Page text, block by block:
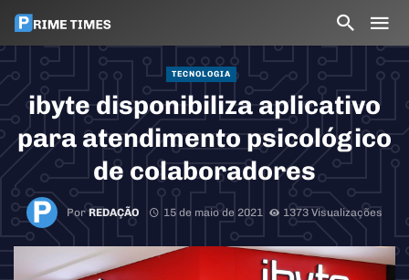
TECNOLOGIA
ibyte disponibiliza aplicativo
para atendimento psicológico
de colaboradores
PorREDAÇÃO 15 de maio de 2021 1373 Visualizações